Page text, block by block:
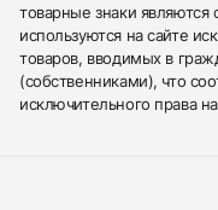
товарные знаки являются
используются на сайте
товаров, вводимых в
(собственниками), что
исключительного права